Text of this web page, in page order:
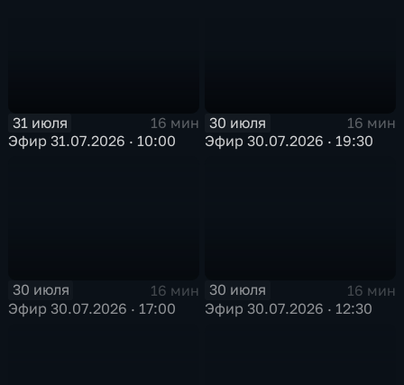
31 июля
16 мин
Эфир 31.07.2026 · 10:00
30 июля
16 мин
Эфир 30.07.2026 · 19:30
30 июля
16 мин
Эфир 30.07.2026 · 17:00
30 июля
16 мин
Эфир 30.07.2026 · 12:30